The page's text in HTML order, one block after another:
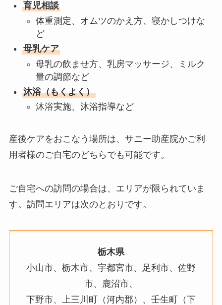
育児相談
体重測定、オムツのかえ方、寝かしつけな
ど
母乳ケア
母乳の飲ませ方、乳房マッサージ、ミルク
量の調節など
沐浴（もくよく）
沐浴実施、沐浴指導など
産後ケアをおこなう場所は、サニー助産院かご利
用者様のご自宅のどちらでも可能です。
ご自宅への訪問の場合は、エリアが限られていま
す。訪問エリアは次のとおりです。
栃木県
小山市、栃木市、宇都宮市、足利市、佐野
市、鹿沼市、
下野市、上三川町（河内郡）、壬生町（下